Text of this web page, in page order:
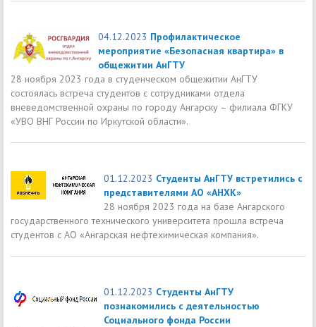
04.12.2023 Профилактическое
мероприятие «Безопасная квартира» в
общежитии АнГТУ
28 ноября 2023 года в студенческом общежитии АнГТУ
состоялась встреча студентов с сотрудниками отдела
вневедомственной охраны по городу Ангарску – филиала ФГКУ
«УВО ВНГ России по Иркутской области».
01.12.2023 Студенты АнГТУ встретились с
представителями АО «АНХК»
28 ноября 2023 года на базе Ангарского
государственного технического университета прошла встреча
студентов с АО «Ангарская нефтехимическая компания».
01.12.2023 Cтуденты АнГТУ
познакомились с деятельностью
Социального фонда России